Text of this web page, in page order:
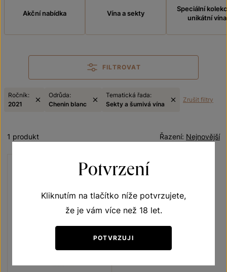
Akční nabídka Vína a sekty
Speciální
unikátní vína
FILTROVAT
Ročník:
2021
Odrůda:
Chenin blanc
Tematická řada:
Sekty a šumivá vína
Zrušit filtry
Nejnovější
Řazení:
1 produkt
Potvrzení
Kliknutím na tlačítko níže potvrzujete,
že je vám více než 18 let.
POTVRZUJI